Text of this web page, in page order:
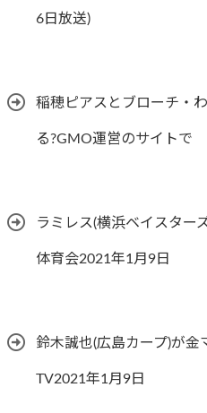
6日放送)
稲穂ピアスとブローチ・
る?GMO運営のサイトで
ラミレス(横浜ベイスター
体育会2021年1月9日
鈴木誠也(広島カープ)が
TV2021年1月9日